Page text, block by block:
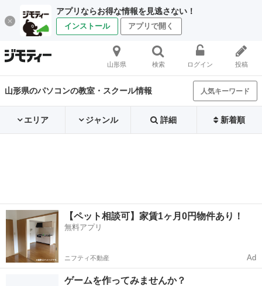
アプリならお得な情報を見逃さない！
インストール アプリで開く
山形県 検索 ログイン 投稿
山形県のパソコンの教室・スクール情報 人気キーワード
エリア ジャンル 詳細 新着順
【ペット相談可】家賃1ヶ月0円物件あり！
無料アプリ
ニフティ不動産 Ad
ゲームを作ってみませんか？